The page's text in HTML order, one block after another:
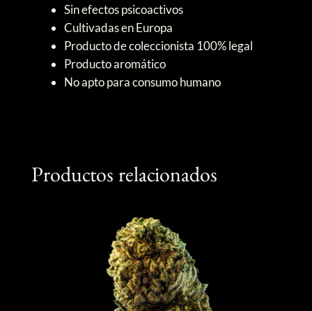
Sin efectos psicoactivos
Cultivadas en Europa
Producto de coleccionista 100% legal
Producto aromático
No apto para consumo humano
Productos relacionados